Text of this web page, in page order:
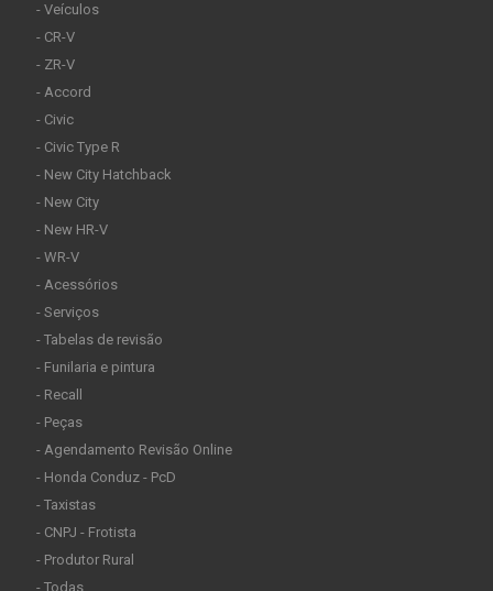
- Veículos
- CR-V
- ZR-V
- Accord
- Civic
- Civic Type R
- New City Hatchback
- New City
- New HR-V
- WR-V
- Acessórios
- Serviços
- Tabelas de revisão
- Funilaria e pintura
- Recall
- Peças
- Agendamento Revisão Online
- Honda Conduz - PcD
- Taxistas
- CNPJ - Frotista
- Produtor Rural
- Todas